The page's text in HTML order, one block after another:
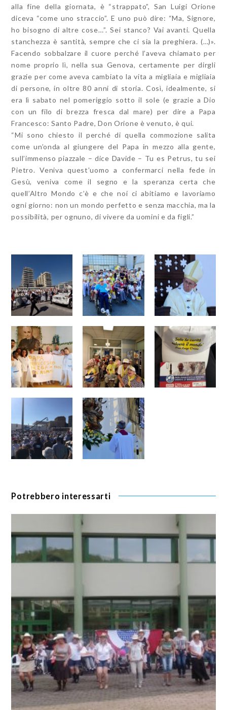
alla fine della giornata, è “strappato”, San Luigi Orione
diceva “come uno straccio”. E uno può dire: “Ma, Signore,
ho bisogno di altre cose…”. Sei stanco? Vai avanti. Quella
stanchezza è santità, sempre che ci sia la preghiera. (…)».
Facendo sobbalzare il cuore perché l’aveva chiamato per
nome proprio lì, nella sua Genova, certamente per dirgli
grazie per come aveva cambiato la vita a migliaia e migliaia
di persone, in oltre 80 anni di storia. Così, idealmente, si
era lì sabato nel pomeriggio sotto il sole (e grazie a Dio
con un filo di brezza fresca dal mare) per dire a Papa
Francesco: Santo Padre, Don Orione è venuto, è qui.
“Mi sono chiesto il perché di quella commozione salita
come un’onda al giungere del Papa in mezzo alla gente,
sull’immenso piazzale – dice Davide – Tu es Petrus, tu sei
Pietro. Veniva quest’uomo a confermarci nella fede in
Gesù, veniva come il segno e la speranza certa che
quell’Altro Mondo c’è e che noi ci abitiamo e lavoriamo
ogni giorno: non un mondo perfetto e senza macchia, ma la
possibilità, per ognuno, di vivere da uomini e da figli.”
Potrebbero interessarti